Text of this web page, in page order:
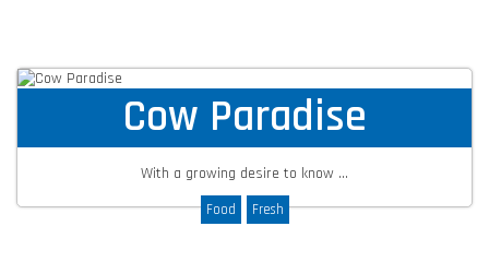
Cow Paradise
With a growing desire to know ...
Food Fresh